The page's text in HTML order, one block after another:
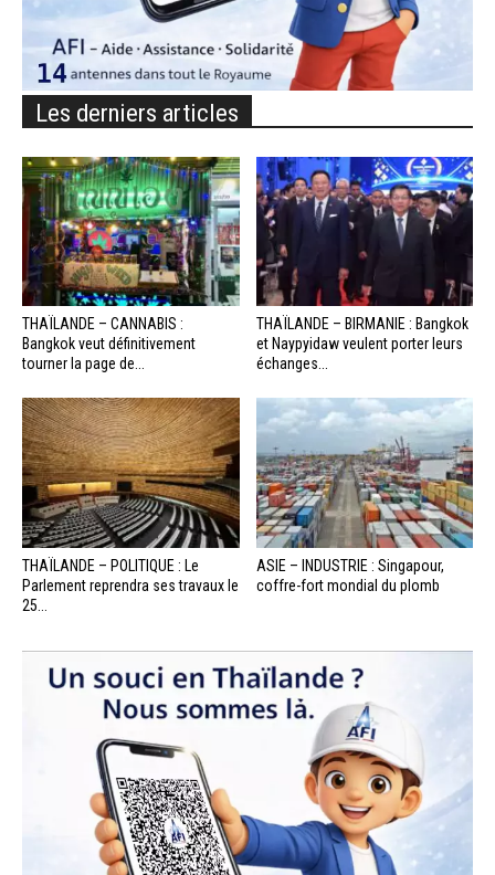
Les derniers articles
THAÏLANDE – CANNABIS :
Bangkok veut définitivement
tourner la page de...
THAÏLANDE – BIRMANIE : Bangkok
et Naypyidaw veulent porter leurs
échanges...
THAÏLANDE – POLITIQUE : Le
Parlement reprendra ses travaux le
25...
ASIE – INDUSTRIE : Singapour,
coffre-fort mondial du plomb